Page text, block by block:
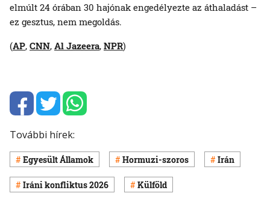
elmúlt 24 órában 30 hajónak engedélyezte az áthaladást –
ez gesztus, nem megoldás.
(AP, CNN, Al Jazeera, NPR)
További hírek:
Egyesült Államok Hormuzi-szoros Irán
Iráni konfliktus 2026 Külföld